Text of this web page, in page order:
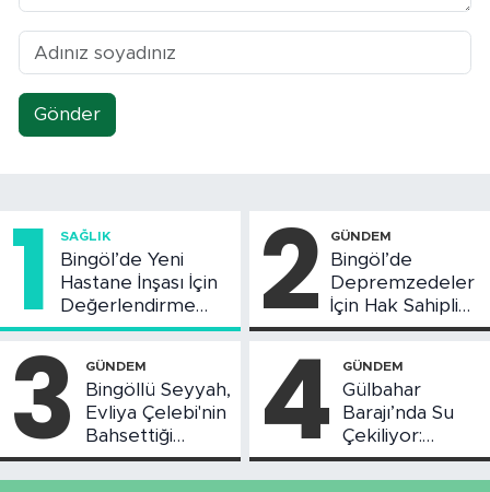
Gönder
1 SAĞLIK
Bingöl’de Yeni
Hastane İnşası İçin
Değerlendirme
Toplantısı Yapıldı
2 GÜNDEM
Bingöl’de
Depremzedeler
İçin Hak Sahipliği
Askı Süreci
3 GÜNDEM
Bingöllü Seyyah,
Evliya Çelebi'nin
Bahsettiği
Bingöl'deki O
Yeri Görüntüledi
4 GÜNDEM
Gülbahar
Barajı’nda Su
Çekiliyor:
Piknikçi Sayısı
Azaldı